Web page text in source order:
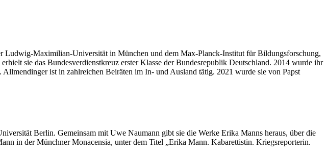
Ludwig-Maximilian-Universität in München und dem Max-Planck-Institut für Bildungsforschung,
sie das Bundesverdienstkreuz erster Klasse der Bundesrepublik Deutschland. 2014 wurde ihr
ist in zahlreichen Beiräten im In- und Ausland tätig. 2021 wurde sie von Papst
Berlin. Gemeinsam mit Uwe Naumann gibt sie die Werke Erika Manns heraus, über die
in der Münchner Monacensia, unter dem Titel „Erika Mann. Kabarettistin. Kriegsreporterin.